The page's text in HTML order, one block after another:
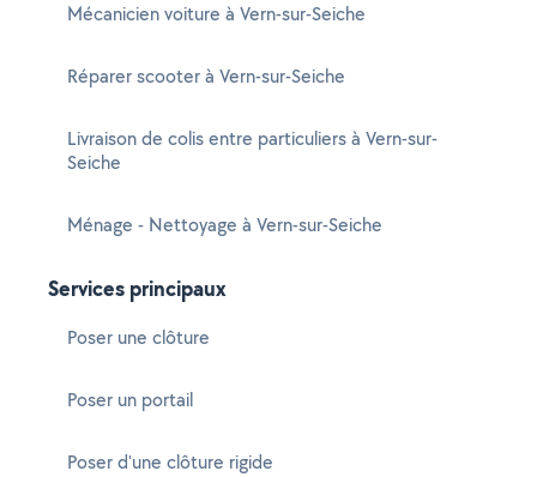
Mécanicien voiture à Vern-sur-Seiche
Réparer scooter à Vern-sur-Seiche
Livraison de colis entre particuliers à Vern-sur-
Seiche
Ménage - Nettoyage à Vern-sur-Seiche
Services principaux
Poser une clôture
Poser un portail
Poser d'une clôture rigide